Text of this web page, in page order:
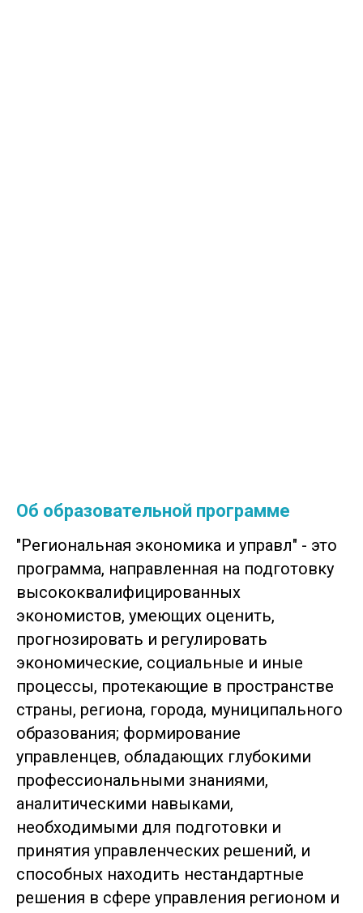
Об образовательной программе
"Региональная экономика и управл" - это
программа, направленная на подготовку
высококвалифицированных
экономистов, умеющих оценить,
прогнозировать и регулировать
экономические, социальные и иные
процессы, протекающие в пространстве
страны, региона, города, муниципального
образования; формирование
управленцев, обладающих глубокими
профессиональными знаниями,
аналитическими навыками,
необходимыми для подготовки и
принятия управленческих решений, и
способных находить нестандартные
решения в сфере управления регионом и